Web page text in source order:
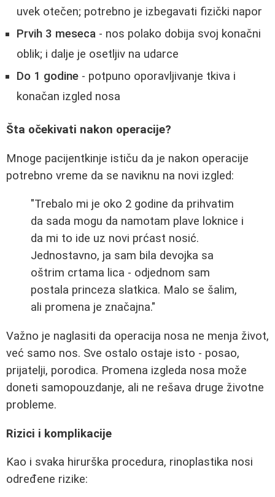
uvek otečen; potrebno je izbegavati fizički napor
Prvih 3 meseca - nos polako dobija svoj konačni
oblik; i dalje je osetljiv na udarce
Do 1 godine - potpuno oporavljivanje tkiva i
konačan izgled nosa
Šta očekivati nakon operacije?
Mnoge pacijentkinje ističu da je nakon operacije
potrebno vreme da se naviknu na novi izgled:
"Trebalo mi je oko 2 godine da prihvatim
da sada mogu da namotam plave loknice i
da mi to ide uz novi prćast nosić.
Jednostavno, ja sam bila devojka sa
oštrim crtama lica - odjednom sam
postala princeza slatkica. Malo se šalim,
ali promena je značajna."
Važno je naglasiti da operacija nosa ne menja život,
već samo nos. Sve ostalo ostaje isto - posao,
prijatelji, porodica. Promena izgleda nosa može
doneti samopouzdanje, ali ne rešava druge životne
probleme.
Rizici i komplikacije
Kao i svaka hirurška procedura, rinoplastika nosi
određene rizike: